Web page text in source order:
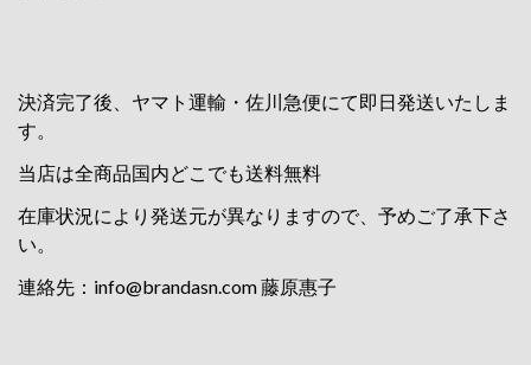
決済完了後、ヤマト運輸・佐川急便にて即日発送いたしま
す。
当店は全商品国内どこでも送料無料
在庫状況により発送元が異なりますので、予めご了承下さ
い。
連絡先： info@brandasn.com藤原惠子